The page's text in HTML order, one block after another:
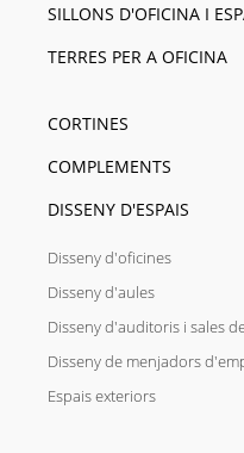
SILLONS D'OFICINA I
TERRES PER A OFICINA
CORTINES
COMPLEMENTS
DISSENY D'ESPAIS
Disseny d'oficines
Disseny d'aules
Disseny d'auditoris i sales
Disseny de menjadors
Espais exteriors